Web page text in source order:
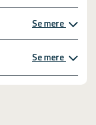
Se mere
Se mere